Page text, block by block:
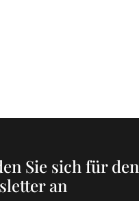
Sie sich für den
an